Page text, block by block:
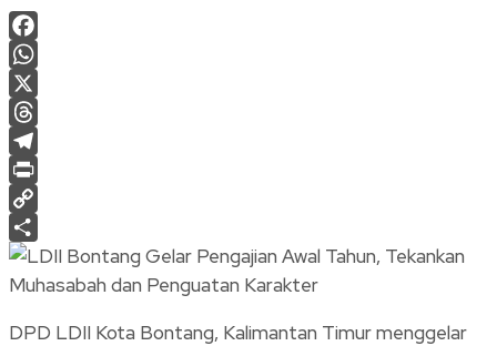
Facebook
WhatsApp
X
Threads
Telegram
Print
Copy
Link
Share
DPD LDII Kota Bontang, Kalimantan Timur menggelar